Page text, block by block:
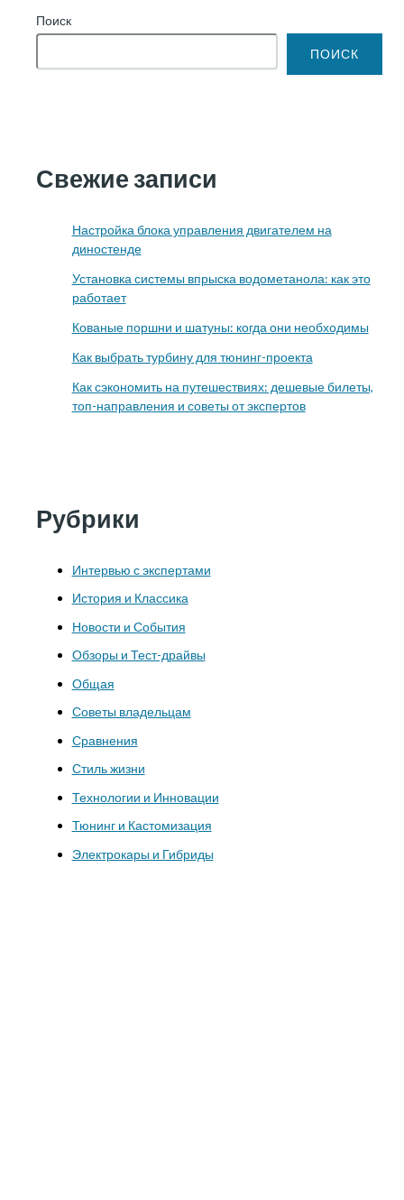
Поиск
ПОИСК
Свежие записи
Настройка блока управления двигателем на
диностенде
Установка системы впрыска водометанола: как это
работает
Кованые поршни и шатуны: когда они необходимы
Как выбрать турбину для тюнинг-проекта
Как сэкономить на путешествиях: дешевые билеты,
топ-направления и советы от экспертов
Рубрики
Интервью с экспертами
История и Классика
Новости и События
Обзоры и Тест-драйвы
Общая
Советы владельцам
Сравнения
Стиль жизни
Технологии и Инновации
Тюнинг и Кастомизация
Электрокары и Гибриды